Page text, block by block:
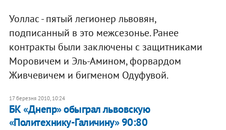
Уоллас - пятый легионер львовян,
подписанный в это межсезонье. Ранее
контракты были заключены с защитниками
Моровичем и Эль-Амином, форвардом
Живчевичем и бигменом Одуфувой.
17 березня 2010, 10:24
БК «Днепр» обыграл львовскую
«Политехнику-Галичину» 90:80